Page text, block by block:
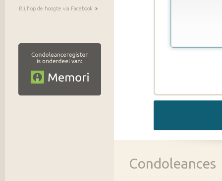
Condoleances
Blijf op de hoogte via Facebook